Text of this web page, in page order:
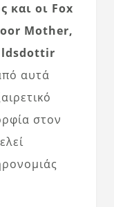
και οι Fox
Mother,
αυτά
στον